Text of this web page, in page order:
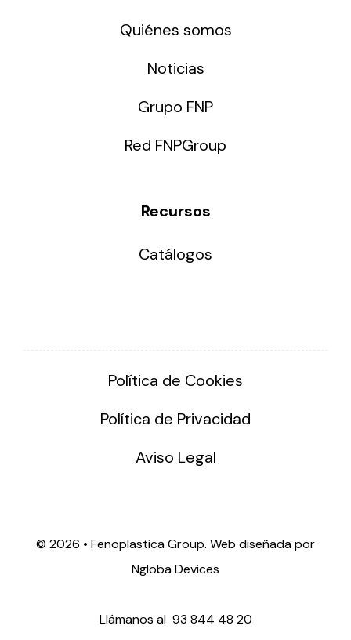
Quiénes somos
Noticias
Grupo FNP
Red FNPGroup
Recursos
Catálogos
Política de Cookies
Política de Privacidad
Aviso Legal
© 2026 • Fenoplastica Group. Web diseñada por
Ngloba Devices
Llámanos al 93 844 48 20